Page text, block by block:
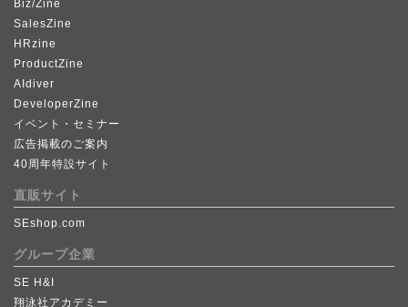
Biz/Zine
SalesZine
HRzine
ProductZine
AIdiver
DeveloperZine
イベント・セミナー
広告掲載のご案内
40周年特設サイト
直販サイト
SEshop.com
グループ企業
SE H&I
翔泳社アカデミー